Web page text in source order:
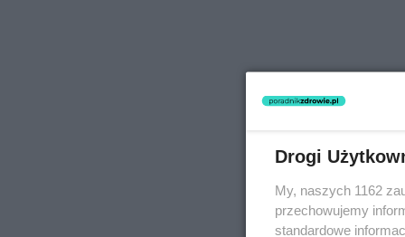
Drogi
My, naszych 1162
przechowujemy
standardowe